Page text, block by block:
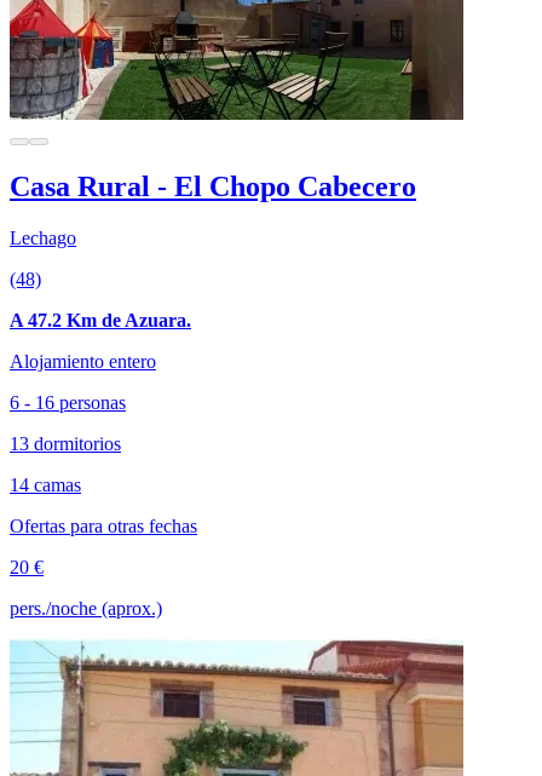
Casa Rural - El Chopo Cabecero
Lechago
(48)
A 47.2 Km de Azuara.
Alojamiento entero
6 - 16 personas
13 dormitorios
14 camas
Ofertas para otras fechas
20 €
pers./noche (aprox.)